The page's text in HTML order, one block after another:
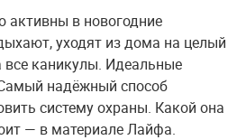
в новогодние
уходят из дома на целый
каникулы. Идеальные
надёжный способ
систему охраны. Какой она
— в материале Лайфа.